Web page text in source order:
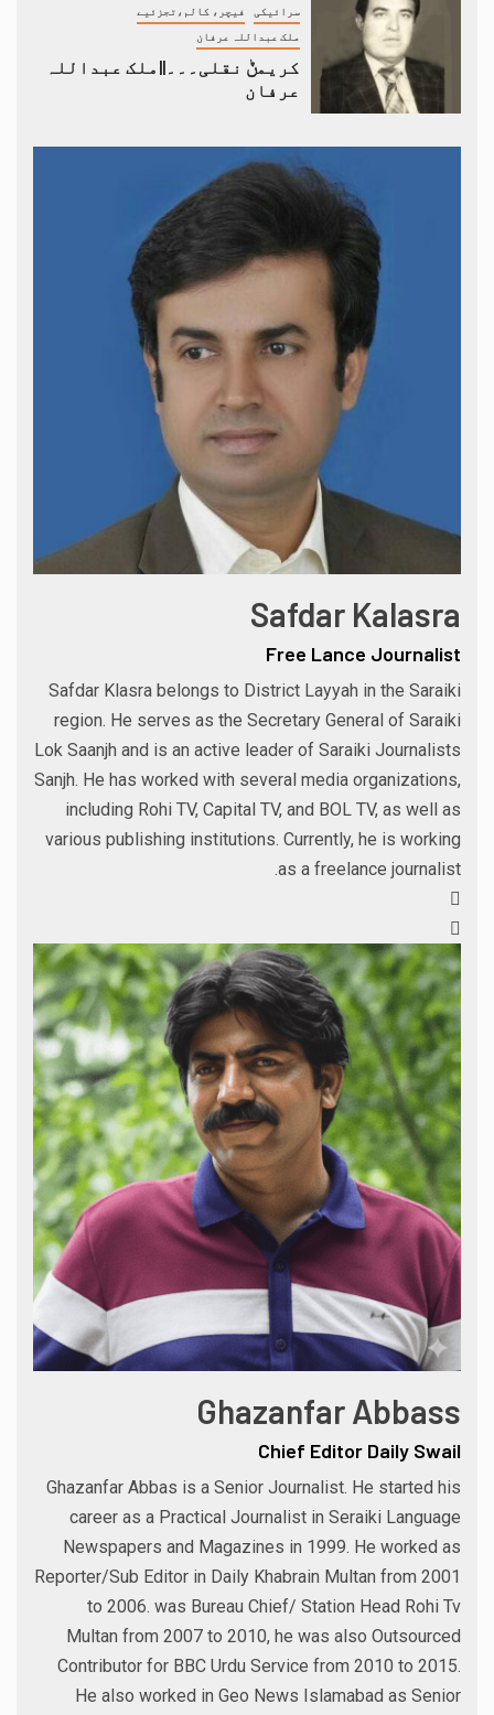
سرائیکی فیچر، کالم،تجزئیے
ملک عبداللہ عرفان
کریمݨ نقلی۔۔۔||ملک عبداللہ
عرفان
Safdar Kalasra
Free Lance Journalist
Safdar Klasra belongs to District Layyah in the Saraiki
region. He serves as the Secretary General of Saraiki
Lok Saanjh and is an active leader of Saraiki Journalists
Sanjh. He has worked with several media organizations,
including Rohi TV, Capital TV, and BOL TV, as well as
various publishing institutions. Currently, he is working
as a freelance journalist.
Ghazanfar Abbass
Chief Editor Daily Swail
Ghazanfar Abbas is a Senior Journalist. He started his
career as a Practical Journalist in Seraiki Language
Newspapers and Magazines in 1999. He worked as
Reporter/Sub Editor in Daily Khabrain Multan from 2001
to 2006. was Bureau Chief/ Station Head Rohi Tv
Multan from 2007 to 2010, he was also Outsourced
Contributor for BBC Urdu Service from 2010 to 2015.
He also worked in Geo News Islamabad as Senior